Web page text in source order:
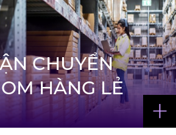
CHUYỂN
HÀNG LẺ